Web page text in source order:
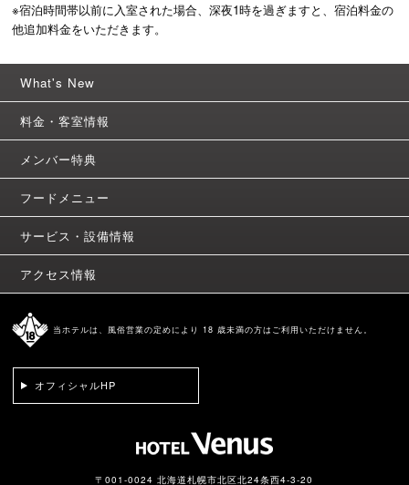
※宿泊時間帯以前に入室された場合、深夜1時を過ぎますと、宿泊料金の
他追加料金をいただきます。
What's New
料金・客室情報
メンバー特典
フードメニュー
サービス・設備情報
アクセス情報
当ホテルは、風俗営業の定めにより 18 歳未満の方はご利用いただけません。
オフィシャルHP
〒001-0024 北海道札幌市北区北24条西4-3-20